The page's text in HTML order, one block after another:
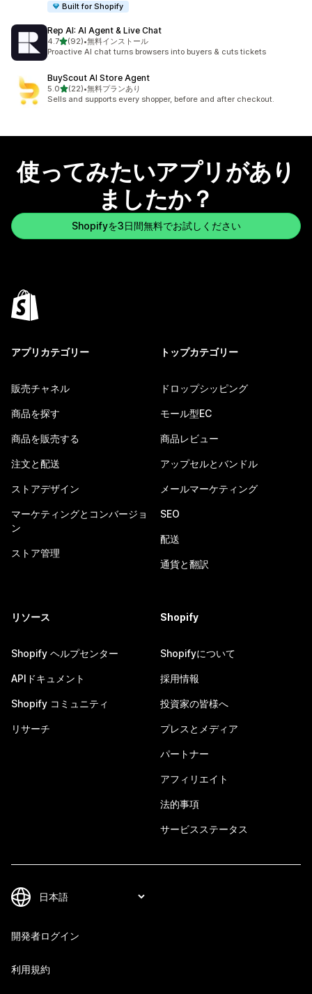
Built for Shopify
Rep AI: AI Agent & Live Chat
4.75つ星中
(92)
合計レビュー数：92件
•無料インストール
Proactive AI chat turns browsers into buyers & cuts tickets
BuyScout AI Store Agent
5.05つ星中
(22)
合計レビュー数：22件
•無料プランあり
Sells and supports every shopper, before and after checkout.
使ってみたいアプリがあり
ましたか？
Shopifyを3日間無料でお試しください
アプリカテゴリー
販売チャネル
商品を探す
商品を販売する
注文と配送
ストアデザイン
マーケティングとコンバージョ
ン
ストア管理
トップカテゴリー
ドロップシッピング
モール型EC
商品レビュー
アップセルとバンドル
メールマーケティング
SEO
配送
通貨と翻訳
リソース
Shopify ヘルプセンター
APIドキュメント
Shopify コミュニティ
リサーチ
Shopify
Shopifyについて
採用情報
投資家の皆様へ
プレスとメディア
パートナー
アフィリエイト
法的事項
サービスステータス
開発者ログイン
利用規約